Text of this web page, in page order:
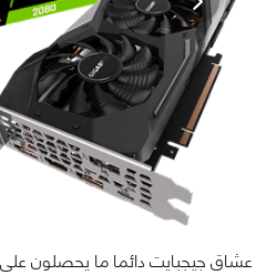
عشاق جيجبايت دائما ما يحصلون